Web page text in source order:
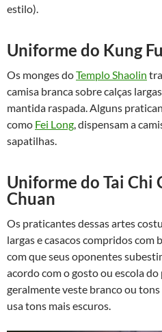
estilo).
Uniforme do Kung
Os monges doTemplo Shaolin
camisa branca sobre calças
mantida raspada. Alguns
como Fei Long, dispensam a
sapatilhas.
Uniforme do Tai Chi
Chuan
Os praticantes dessas artes
largas e casacos compridos com
com que seus oponentes
acordo com o gosto ou escola
geralmente veste branco ou
usa tons mais escuros.